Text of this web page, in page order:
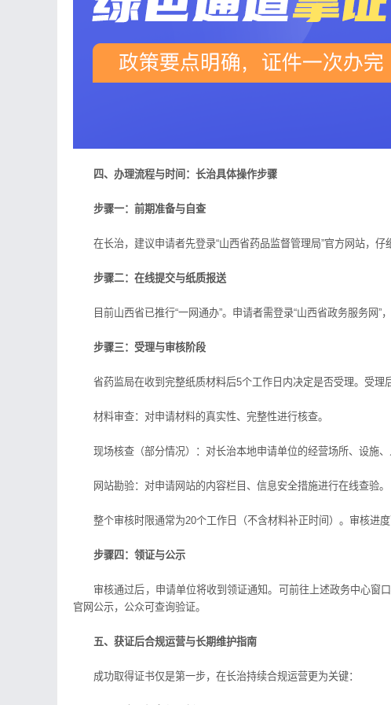
四、办理流程与时间：长治具体操作步骤
步骤一：前期准备与自查
在长治，建议申请者先登录“山西省药品监督管理局”官方网站，仔
步骤二：在线提交与纸质报送
目前山西省已推行“一网通办”。申请者需登录“山西省政务服务网”
步骤三：受理与审核阶段
省药监局在收到完整纸质材料后5个工作日内决定是否受理。受理
材料审查：对申请材料的真实性、完整性进行核查。
现场核查（部分情况）：对长治本地申请单位的经营场所、设施、
网站勘验：对申请网站的内容栏目、信息安全措施进行在线查验。
整个审核时限通常为20个工作日（不含材料补正时间）。审核进度
步骤四：领证与公示
审核通过后，申请单位将收到领证通知。可前往上述政务中心窗
官网公示，公众可查询验证。
五、获证后合规运营与长期维护指南
成功取得证书仅是第一步，在长治持续合规运营更为关键：